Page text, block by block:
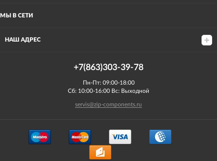
МЫ В СЕТИ
НАШ АДРЕС
+7(863)303-39-78
Пн-Пт: 09:00-18:00
Сб: 10:00-16:00 Вс: Выходной
servis@zip-components.ru